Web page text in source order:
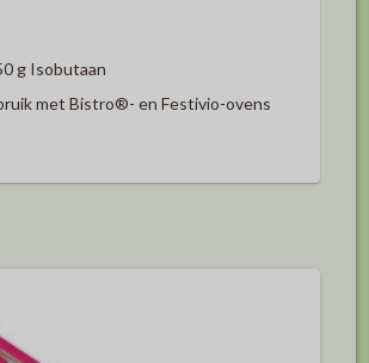
g Isobutaan
met Bistro®- en Festivio-ovens